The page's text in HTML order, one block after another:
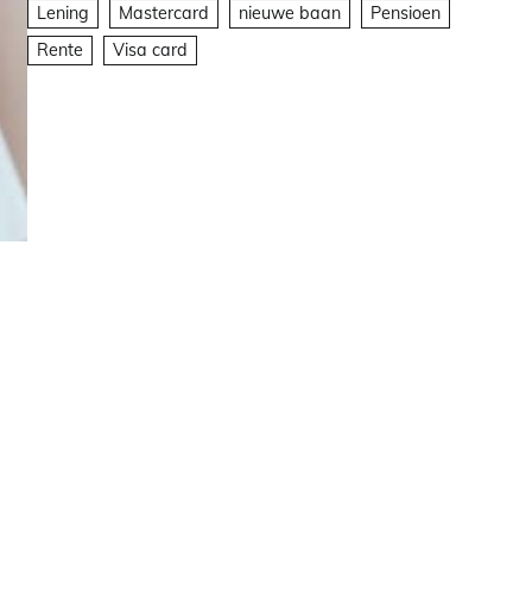
Lening
Mastercard nieuwe baan
Pensioen
Rente
Visa card